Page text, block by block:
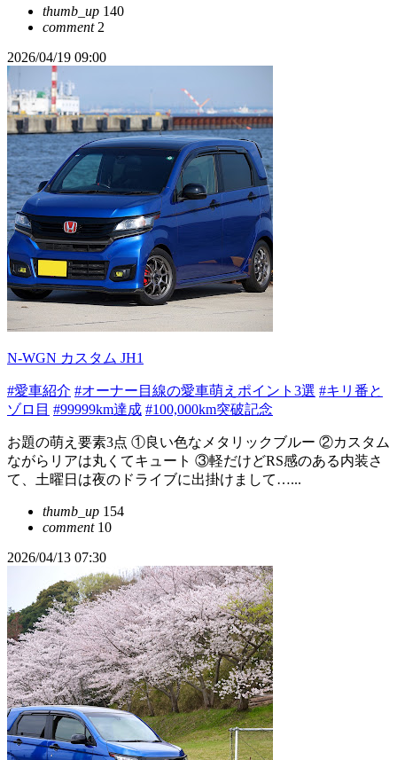
thumb_up 140
comment2
2026/04/19 09:00
N-WGN カスタム JH1
#愛車紹介 #オーナー目線の愛車萌えポイント3選 #キリ番と
ゾロ目 #99999km達成 #100,000km突破記念
お題の萌え要素3点 ①良い色なメタリックブルー ②カスタム
ながらリアは丸くてキュート ③軽だけどRS感のある内装さ
て、土曜日は夜のドライブに出掛けまして…...
thumb_up 154
comment10
2026/04/13 07:30